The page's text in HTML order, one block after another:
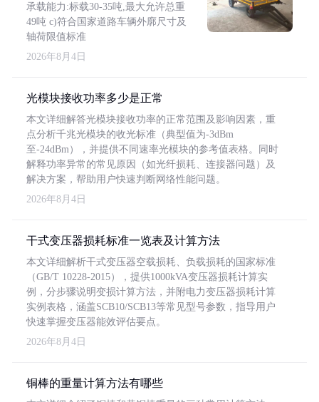
承载能力:标载30-35吨,最大允许总重
49吨 c)符合国家道路车辆外廓尺寸及
轴荷限值标准
2026年8月4日
光模块接收功率多少是正常
本文详细解答光模块接收功率的正常范围及影响因素，重
点分析千兆光模块的收光标准（典型值为-3dBm
至-24dBm），并提供不同速率光模块的参考值表格。同时
解释功率异常的常见原因（如光纤损耗、连接器问题）及
解决方案，帮助用户快速判断网络性能问题。
2026年8月4日
干式变压器损耗标准一览表及计算方法
本文详细解析干式变压器空载损耗、负载损耗的国家标准
（GB/T 10228-2015），提供1000kVA变压器损耗计算实
例，分步骤说明变损计算方法，并附电力变压器损耗计算
实例表格，涵盖SCB10/SCB13等常见型号参数，指导用户
快速掌握变压器能效评估要点。
2026年8月4日
铜棒的重量计算方法有哪些